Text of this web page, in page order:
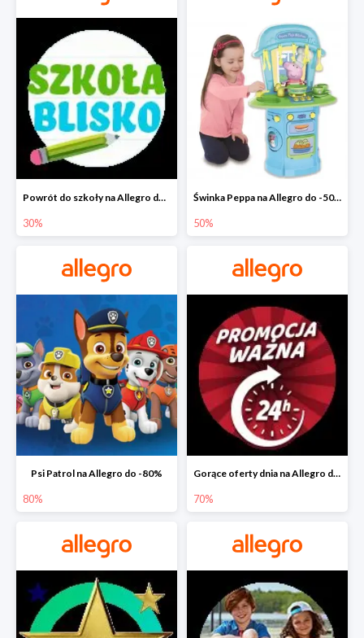
Powrót do szkoły na Allegro do -30%
30%
Świnka Peppa na Allegro do -50%
50%
Psi Patrol na Allegro do -80%
80%
Gorące oferty dnia na Allegro do -50%
70%